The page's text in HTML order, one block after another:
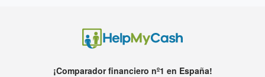
¡Comparador financiero nº1 en España!